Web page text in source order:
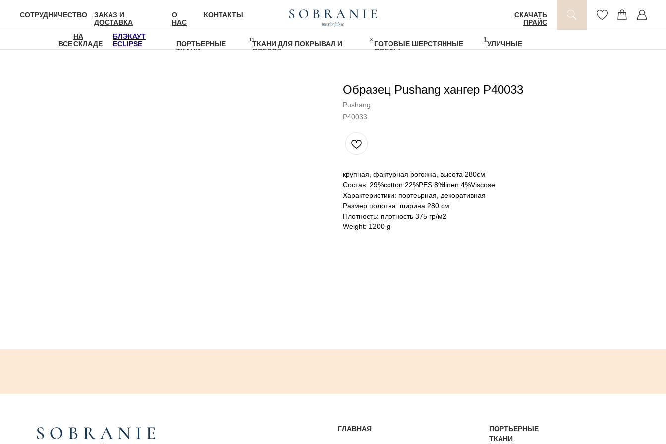
СОТРУДНИЧЕСТВО
ЗАКАЗ И
ДОСТАВКА
О
НАС
КОНТАКТЫ
СКАЧАТЬ
ПРАЙС
ВСЕ
НА
СКЛАДЕ
БЛЭКАУТ
ECLIPSE
ПОРТЬЕРНЫЕ
ТКАНИ
11ТКАНИ ДЛЯ ПОКРЫВАЛ И
ПЛЕДОВ
3 ГОТОВЫЕ ШЕРСТЯННЫЕ
ПЛЕДЫ
1УЛИЧНЫЕ
Образец Pushang хангер P40033
Pushang
P40033
крупная, фактурная рогожка, высота 280см
Состав: 29%cotton 22%PES 8%linen 4%Viscose
Характеристики: портеьрная, декоративная
Размер полотна: ширина 280 см
Плотность: плотность 375 гр/м2
Weight: 1200 g
ГЛАВНАЯ
ПОРТЬЕРНЫЕ
ТКАНИ